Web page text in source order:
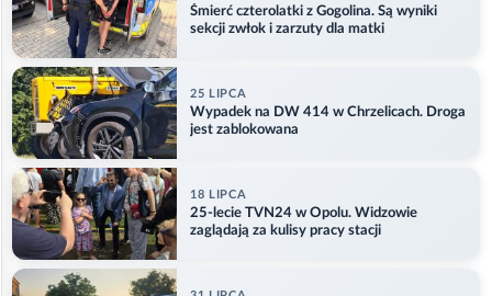
Śmierć czterolatki z Gogolina. Są wyniki
sekcji zwłok i zarzuty dla matki
25 LIPCA
Wypadek na DW 414 w Chrzelicach. Droga
jest zablokowana
18 LIPCA
25-lecie TVN24 w Opolu. Widzowie
zaglądają za kulisy pracy stacji